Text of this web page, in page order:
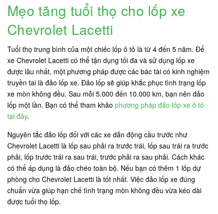
Mẹo tăng tuổi thọ cho lốp xe
Chevrolet Lacetti
Tuổi thọ trung bình của một chiếc lốp ô tô là từ 4 đến 5 năm. Để
xe Chevrolet Lacetti có thể tận dụng tối đa và sử dụng lốp xe
được lâu nhất, một phương pháp được các bác tài có kinh nghiệm
truyền tai là đảo lốp xe. Đảo lốp sẽ giúp khắc phục tình trạng lốp
xe mòn không đều. Sau mỗi 5.000 đến 10.000 km, bạn nên đảo
lốp một lần. Bạn có thể tham khảo phương pháp đảo lốp xe ô tô
tại đây.
Nguyên tắc đảo lốp đối với các xe dẫn động cầu trước như
Chevrolet Lacetti là lốp sau phải ra trước trái, lốp sau trái ra trước
phải, lốp trước trái ra sau trái, trước phải ra sau phải. Cách khác
có thể áp dụng là đảo chéo toàn bộ. Nếu bạn có thêm 1 lốp dự
phòng cho Chevrolet Lacetti là tốt nhất. Việc đảo lốp xe đúng
chuẩn vừa giúp hạn chế tình trạng mòn không đều vừa kéo dài
được tuổi thọ lốp.